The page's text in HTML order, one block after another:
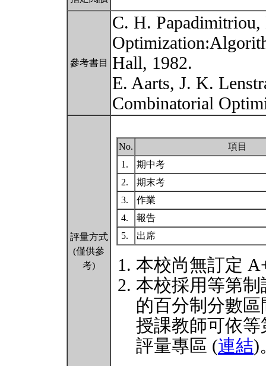
參考書目
C. H.
Hall, 1982.
E. Aarts, J. K.
Combinatorial
評量方式
(僅供參
考)
No.
項目
1.
期中考
2.
期末考
3.
作業
4.
報告
5.
出席
本校尚無訂定
本校採用等第
的百分制分數
授課教師可依
評量專區 (連結)